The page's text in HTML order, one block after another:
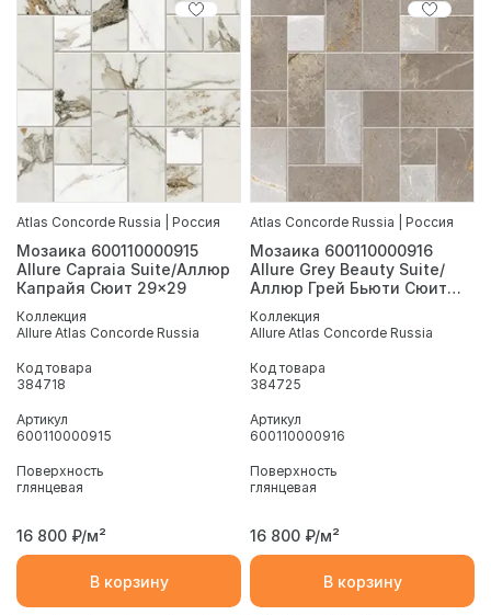
Atlas Concorde Russia | Россия
Мозаика 600110000915
Allure Capraia Suite/Аллюр
Капрайя Сюит 29x29
Коллекция
Allure Atlas Concorde Russia
Код товара
384718
Артикул
600110000915
Поверхность
глянцевая
16 800 ₽/м²
В корзину
Atlas Concorde Russia | Россия
Мозаика 600110000916
Allure Grey Beauty Suite/
Аллюр Грей Бьюти Сюит
Коллекция
Allure Atlas Concorde Russia
Код товара
384725
Артикул
600110000916
Поверхность
глянцевая
16 800 ₽/м²
В корзину